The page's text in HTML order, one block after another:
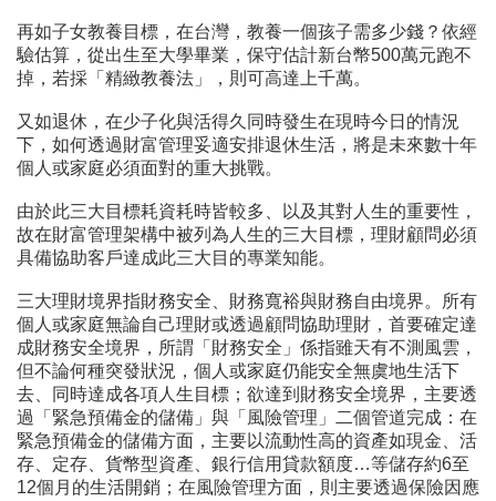
再如子女教養目標，在台灣，教養一個孩子需多少錢？依經
驗估算，從出生至大學畢業，保守估計新台幣500萬元跑不
掉，若採「精緻教養法」，則可高達上千萬。
又如退休，在少子化與活得久同時發生在現時今日的情況
下，如何透過財富管理妥適安排退休生活，將是未來數十年
個人或家庭必須面對的重大挑戰。
由於此三大目標耗資耗時皆較多、以及其對人生的重要性，
故在財富管理架構中被列為人生的三大目標，理財顧問必須
具備協助客戶達成此三大目的專業知能。
三大理財境界指財務安全、財務寬裕與財務自由境界。所有
個人或家庭無論自己理財或透過顧問協助理財，首要確定達
成財務安全境界，所謂「財務安全」係指雖天有不測風雲，
但不論何種突發狀況，個人或家庭仍能安全無虞地生活下
去、同時達成各項人生目標；欲達到財務安全境界，主要透
過「緊急預備金的儲備」與「風險管理」二個管道完成：在
緊急預備金的儲備方面，主要以流動性高的資產如現金、活
存、定存、貨幣型資產、銀行信用貸款額度…等儲存約6至
12個月的生活開銷；在風險管理方面，則主要透過保險因應